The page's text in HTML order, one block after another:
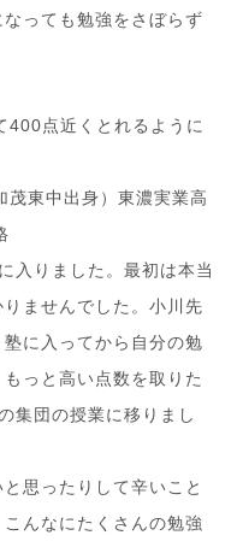
っても勉強をさぼらず
400点近くとれるように
茂東中出身）東濃実業高
入りました。最初は本当
ませんでした。小川先
に入ってから自分の勉
っと高い点数を取りた
集団の授業に移りまし
思ったりして辛いこと
んなにたくさんの勉強